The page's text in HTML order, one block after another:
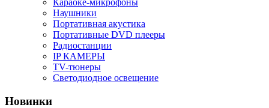
Наушники
Портативная акустика
Портативные DVD плееры
Радиостанции
IP КАМЕРЫ
TV-тюнеры
Светодиодное освещение
Новинки